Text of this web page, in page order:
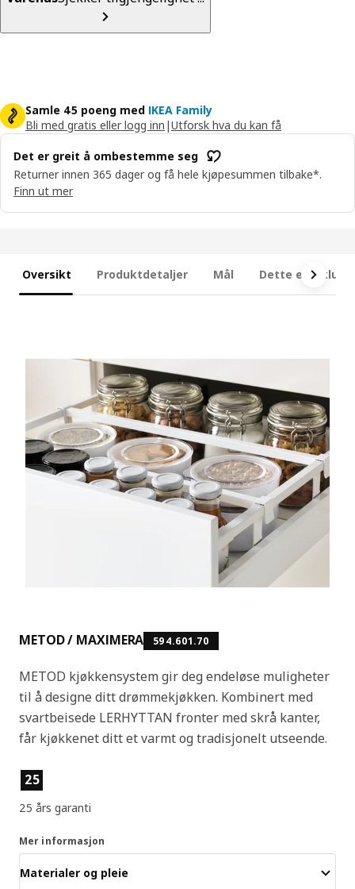
Samle 45 poeng med IKEA Family
Bli med gratis eller logg inn |Utforsk hva du kan få
Det er greit å ombestemme seg
Returner innen 365 dager og få hele kjøpesummen tilbake*.
Finn ut mer
Oversikt Produktdetaljer Mål Dette er
METOD / MAXIMERA 594.601.70
METOD kjøkkensystem gir deg endeløse muligheter
til å designe ditt drømmekjøkken. Kombinert med
svartbeisede LERHYTTAN fronter med skrå kanter,
får kjøkkenet ditt et varmt og tradisjonelt utseende.
Produktfunksjoner
25
25 års garanti
Mer informasjon
Materialer og pleie